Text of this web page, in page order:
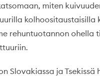
miten
kolhoositaustaisilla
rehuntuotannon ohella
Slovakiassa ja Tsekissä